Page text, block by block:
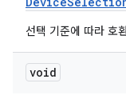
선택 기준에 따라 호
void